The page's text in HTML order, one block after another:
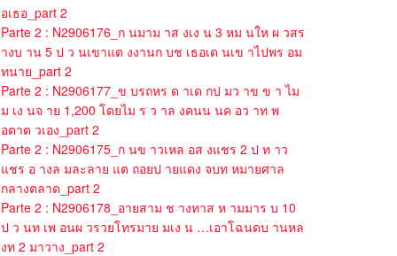
อเธอ_part 2
Parte 2 : N2906176_ก นมาม าส งเง น 3 หม นให ผ วสร
างบ าน 5 ป ว นเขาแต งงานก บช เธอเด นเข าไปพร อม
ทนาย_part 2
Parte 2 : N2906177_ข บรถหร ด าเด กป มว าข ข า ไม
ม เง นจ าย 1,200 โดยไม ร ว าล งคนน นค อว าท พ
อตาต วเอง_part 2
Parte 2 : N2906175_ก นข าวเหล อส งแชร 2 ป ท าว
แชร อ างล มละลาย แต ถอยป ายแดง จบท หมายศาล
กลางตลาด_part 2
Parte 2 : N2906178_อายสาม ช างทาส ห ามมาร บ 10
ป ว นท เพ อนผ วรวยโทรมาย มเง น …เอาโฉนดบ านหล
งท 2 มาวาง_part 2